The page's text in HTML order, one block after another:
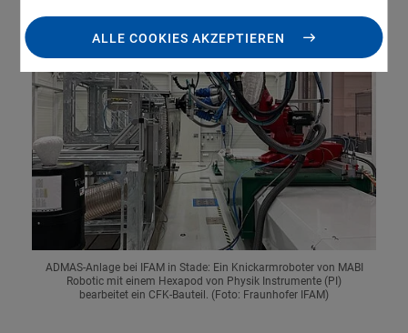
ALLE COOKIES AKZEPTIEREN
ADMAS-Anlage bei IFAM in Stade: Ein Knickarmroboter von MABI
Robotic mit einem Hexapod von Physik Instrumente (PI)
bearbeitet ein CFK-Bauteil. (Foto: Fraunhofer IFAM)